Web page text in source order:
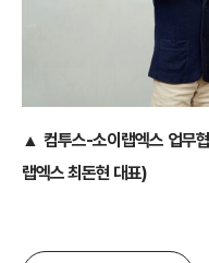
▲ 컴투스-소이랩엑스 업무
랩엑스 최돈현 대표)